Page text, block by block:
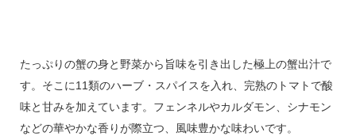
たっぷりの蟹の身と野菜から旨味を引き出した極上の蟹出汁で
す。そこに11類のハーブ・スパイスを入れ、完熟のトマトで酸
味と甘みを加えています。フェンネルやカルダモン、シナモン
などの華やかな香りが際立つ、風味豊かな味わいです。